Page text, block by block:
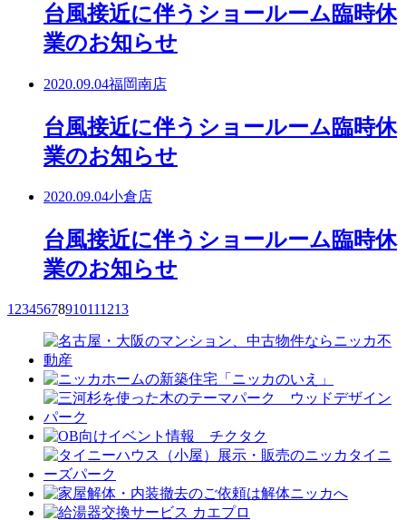
台風接近に伴うショールーム臨時休
業のお知らせ
2020.09.04福岡南店
台風接近に伴うショールーム臨時休
業のお知らせ
2020.09.04小倉店
台風接近に伴うショールーム臨時休
業のお知らせ
1 2345678910111213